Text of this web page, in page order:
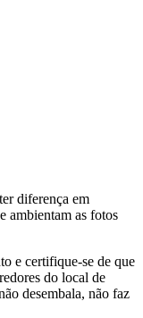
diferença em
ambientam as fotos
e certifique-se de que
do local de
desembala, não faz